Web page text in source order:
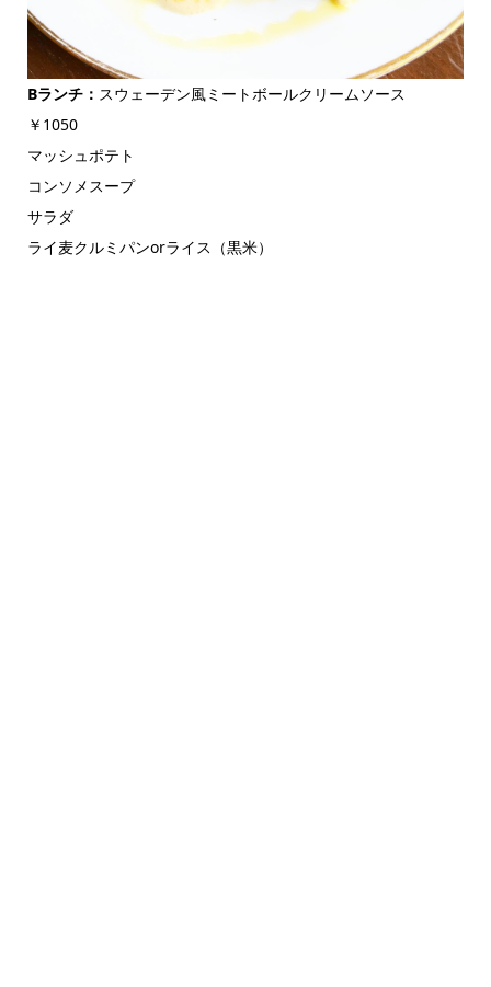
Bランチ： スウェーデン風ミートボールクリームソース
￥1050
マッシュポテト
コンソメスープ
サラダ
ライ麦クルミパンorライス（黒米）